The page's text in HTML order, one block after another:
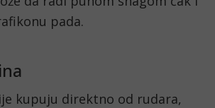
pada.
kupuju direktno od rudara,